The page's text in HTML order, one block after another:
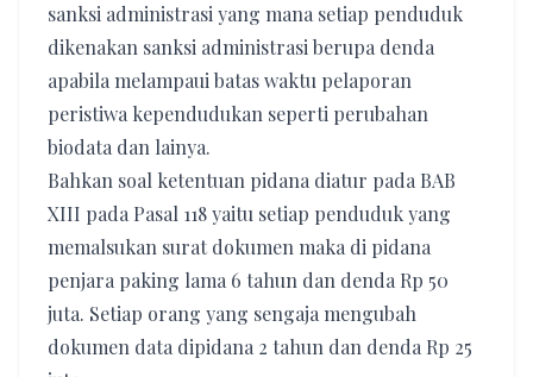
sanksi administrasi yang mana setiap penduduk
dikenakan sanksi administrasi berupa denda
apabila melampaui batas waktu pelaporan
peristiwa kependudukan seperti perubahan
biodata dan lainya.
Bahkan soal ketentuan pidana diatur pada BAB
XIII pada Pasal 118 yaitu setiap penduduk yang
memalsukan surat dokumen maka di pidana
penjara paking lama 6 tahun dan denda Rp 50
juta. Setiap orang yang sengaja mengubah
dokumen data dipidana 2 tahun dan denda Rp 25